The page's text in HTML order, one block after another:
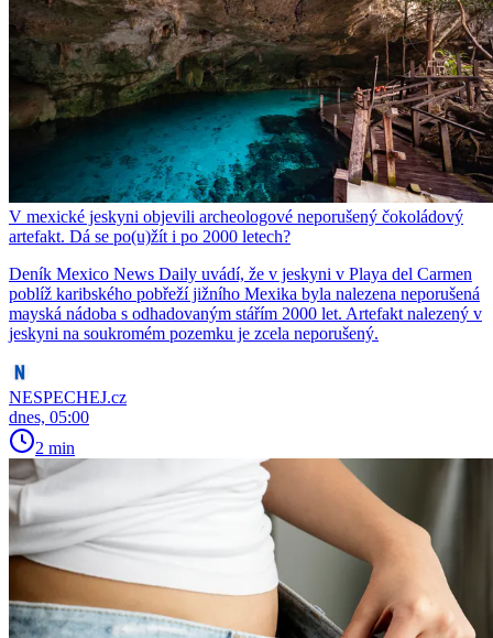
V mexické jeskyni objevili archeologové neporušený čokoládový
artefakt. Dá se po(u)žít i po 2000 letech?
Deník Mexico News Daily uvádí, že v jeskyni v Playa del Carmen
poblíž karibského pobřeží jižního Mexika byla nalezena neporušená
mayská nádoba s odhadovaným stářím 2000 let. Artefakt nalezený v
jeskyni na soukromém pozemku je zcela neporušený.
NESPECHEJ.cz
dnes, 05:00
2 min